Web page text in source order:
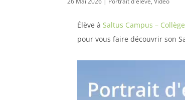
Élève àSaltus Campus –
pour vous faire découvrir son